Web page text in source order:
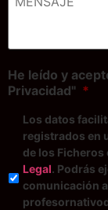
He leído y
Privacidad" *
Los datos
registrados en
de los Ficheros
Legal. Podrás
comunicación